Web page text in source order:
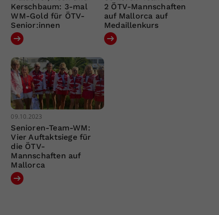
Kerschbaum: 3-mal
WM-Gold für ÖTV-
Senior:innen
2 ÖTV-Mannschaften
auf Mallorca auf
Medaillenkurs
09.10.2023
Senioren-Team-WM:
Vier Auftaktsiege für
die ÖTV-
Mannschaften auf
Mallorca